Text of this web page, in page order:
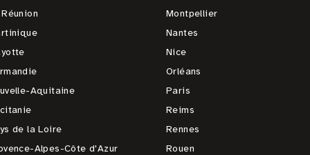
Aquitaine
de la Loire
Alpes-Côte d'Azur
Montpellier
Nantes
Nice
Orléans
Paris
Reims
Rennes
Rouen